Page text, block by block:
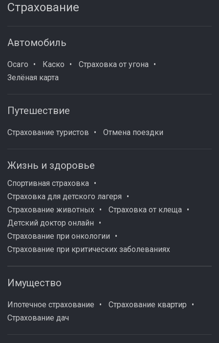
Страхование
Автомобиль
Осаго Каско
Страховка от угона
Зелёная карта
Путешествие
Страхование туристов Отмена поездки
Жизнь и здоровье
Спортивная страховка
Страховка для детского лагеря
Страхование животных
Страховка от клеща
Детский доктор онлайн
Страхование при онкологии
Страхование при критических заболеваниях
Имущество
Ипотечное страхование
Страхование квартир
Страхование дач